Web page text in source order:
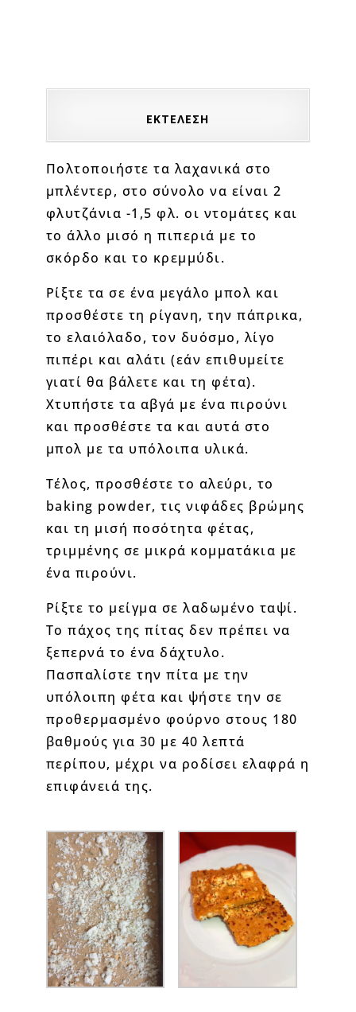
ΕΚΤΕΛΕΣΗ
Πολτοποιήστε τα λαχανικά στο
μπλέντερ, στο σύνολο να είναι 2
φλυτζάνια -1,5 φλ. οι ντομάτες και
το άλλο μισό η πιπεριά με το
σκόρδο και το κρεμμύδι.
Ρίξτε τα σε ένα μεγάλο μπολ και
προσθέστε τη ρίγανη, την πάπρικα,
το ελαιόλαδο, τον δυόσμο, λίγο
πιπέρι και αλάτι (εάν επιθυμείτε
γιατί θα βάλετε και τη φέτα).
Χτυπήστε τα αβγά με ένα πιρούνι
και προσθέστε τα και αυτά στο
μπολ με τα υπόλοιπα υλικά.
Τέλος, προσθέστε το αλεύρι, το
baking powder, τις νιφάδες βρώμης
και τη μισή ποσότητα φέτας,
τριμμένης σε μικρά κομματάκια με
ένα πιρούνι.
Ρίξτε το μείγμα σε λαδωμένο ταψί.
Το πάχος της πίτας δεν πρέπει να
ξεπερνά το ένα δάχτυλο.
Πασπαλίστε την πίτα με την
υπόλοιπη φέτα και ψήστε την σε
προθερμασμένο φούρνο στους 180
βαθμούς για 30 με 40 λεπτά
περίπου, μέχρι να ροδίσει ελαφρά η
επιφάνειά της.